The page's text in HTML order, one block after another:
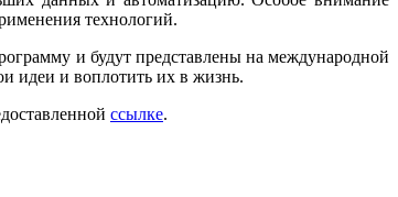
технологий.
и будут представлены на международной
идеи и воплотить их в жизнь.
ссылке.